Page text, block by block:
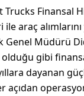
Finansal
araç alımlarını
Genel Müdürü
olduğu gibi
dayanan
açıdan